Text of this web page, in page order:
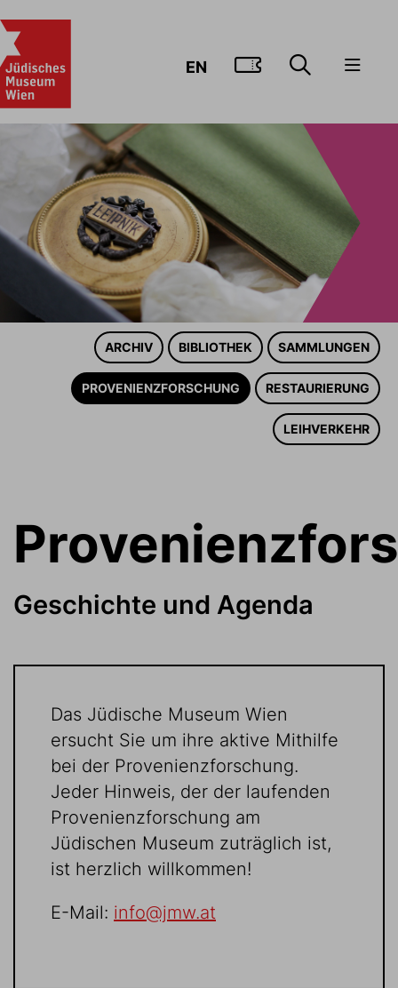
EN ZUM
ARCHIV BIBLIOTHEK SAMMLUNGEN
PROVENIENZFORSCHUNG RESTAURIERUNG
LEIHVERKEHR
Geschichte und Agenda
Das Jüdische Museum Wien
ersucht Sie um ihre aktive Mithilfe
bei der Provenienzforschung.
Jeder Hinweis, der der laufenden
Provenienzforschung am
Jüdischen Museum zuträglich ist,
ist herzlich willkommen!
E-Mail: info@jmw.at